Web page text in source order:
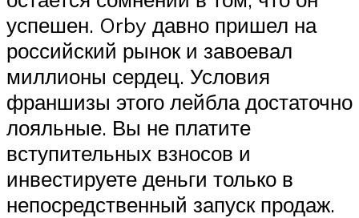
успешен. Orby давно пришел на
российский рынок и завоевал
миллионы сердец. Условия
франшизы этого лейбла достаточно
лояльные. Вы не платите
вступительных взносов и
инвестируете деньги только в
непосредственный запуск продаж.